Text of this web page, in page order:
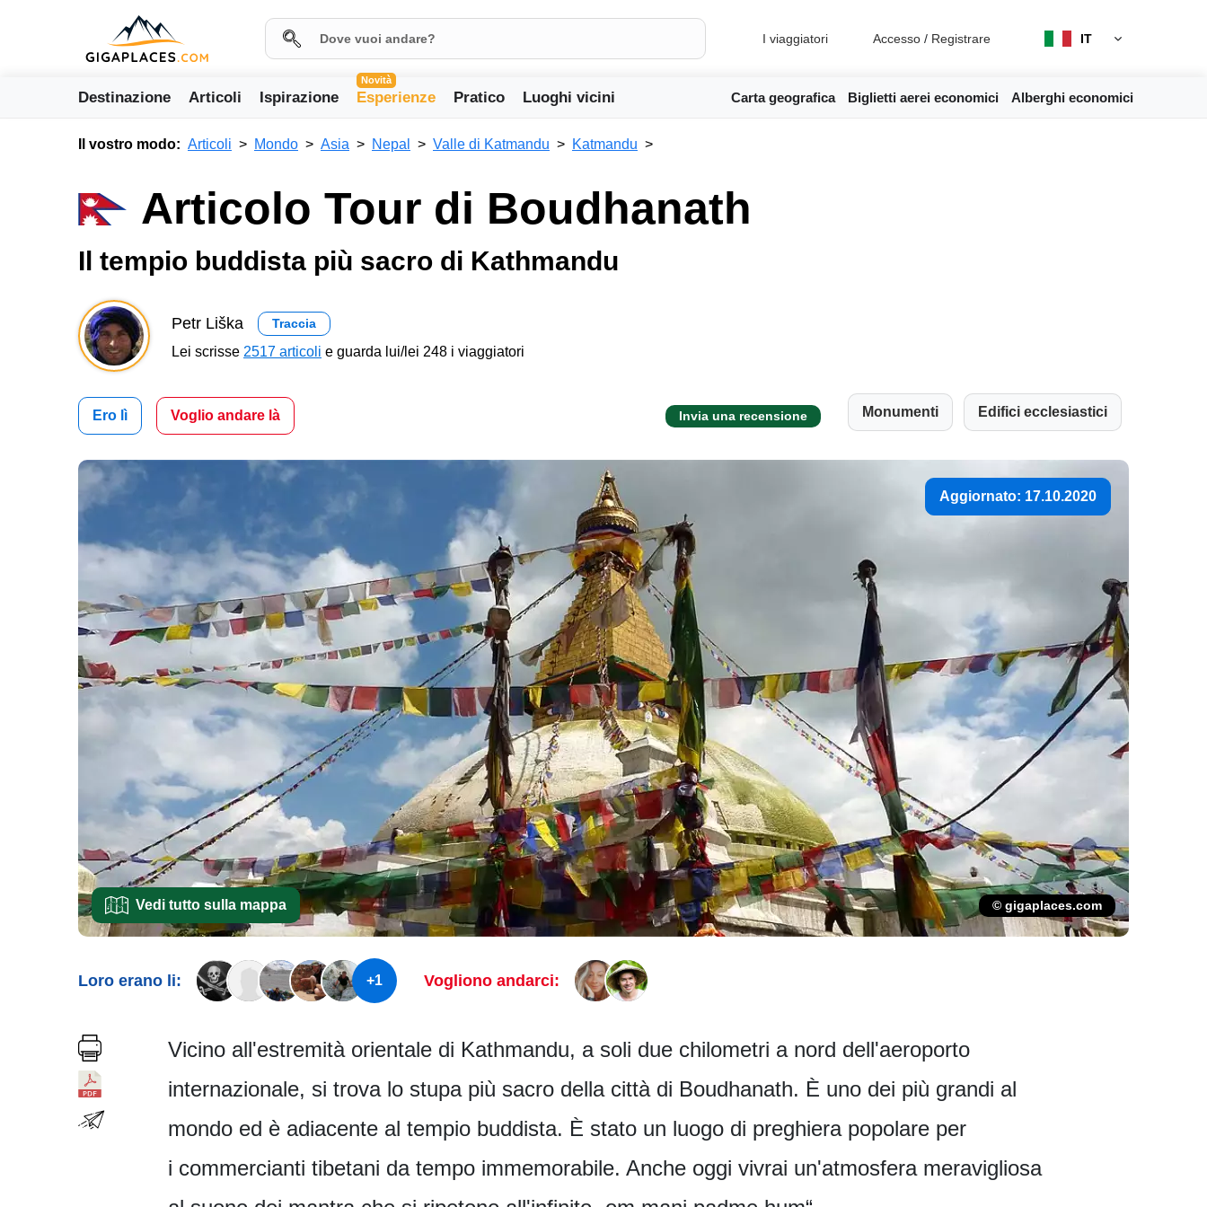
I viaggiatori Accesso / Registrare IT
Destinazione Articoli Ispirazione
Novità
Esperienze Pratico Luoghi vicini Carta geografica Biglietti aerei economici Alberghi economici
Il vostro modo: Articoli Mondo Asia Nepal Valle di Katmandu Katmandu
Articolo Tour di Boudhanath
Il tempio buddista più sacro di Kathmandu
Petr Liška Traccia
Lei scrisse 2517 articoli e guarda lui/lei 248 i viaggiatori
Ero lì Voglio andare là Invia una recensione Monumenti Edifici ecclesiastici
Aggiornato: 17.10.2020
Vedi tutto sulla mappa © gigaplaces.com
Loro erano li: +1 Vogliono andarci:
Vicino all'estremità orientale di Kathmandu, a soli due chilometri a nord dell'aeroporto
internazionale, si trova lo stupa più sacro della città di Boudhanath. È uno dei più grandi al
mondo ed è adiacente al tempio buddista. È stato un luogo di preghiera popolare per
i commercianti tibetani da tempo immemorabile. Anche oggi vivrai un'atmosfera meravigliosa